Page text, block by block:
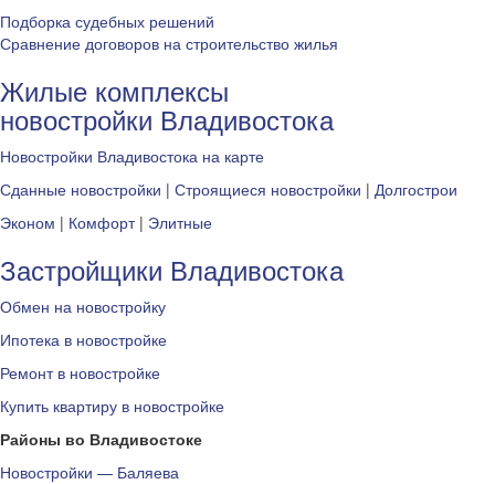
Подборка судебных решений
Сравнение договоров на строительство жилья
Жилые комплексы
новостройки Владивостока
Новостройки Владивостока на карте
Сданные новостройки | Строящиеся новостройки | Долгострои
Эконом | Комфорт| Элитные
Застройщики Владивостока
Обмен на новостройку
Ипотека в новостройке
Ремонт в новостройке
Купить квартиру в новостройке
Районы во Владивостоке
Новостройки — Баляева